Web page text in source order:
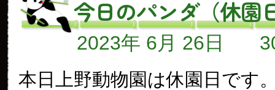
今日のパンダ（休園
2023年 6月 26日
本日上野動物園は休園日です